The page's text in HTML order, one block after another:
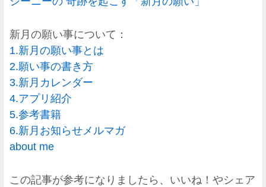
新月の願い事について：
1.新月の願い事とは
2.願い事の書き方
3.新月カレンダー
4.アプリ紹介
5.参考書籍
6.新月お知らせメルマガ
about me
この記事が参考になりましたら、いいね！やシェア